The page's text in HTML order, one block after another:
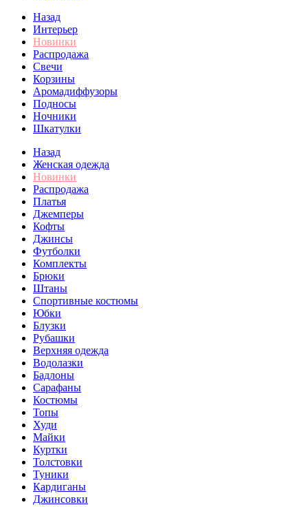
Назад
Интерьер
Новинки
Распродажа
Свечи
Корзины
Аромадиффузоры
Подносы
Ночники
Шкатулки
Назад
Женская одежда
Новинки
Распродажа
Платья
Джемперы
Кофты
Джинсы
Футболки
Комплекты
Брюки
Штаны
Спортивные костюмы
Юбки
Блузки
Рубашки
Верхняя одежда
Водолазки
Бадлоны
Сарафаны
Костюмы
Топы
Худи
Майки
Куртки
Толстовки
Туники
Кардиганы
Джинсовки